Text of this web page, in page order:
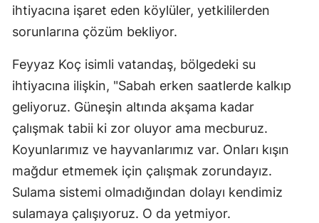
ihtiyacına işaret eden köylüler, yetkililerden
sorunlarına çözüm bekliyor.
Feyyaz Koç isimli vatandaş, bölgedeki su
ihtiyacına ilişkin, "Sabah erken saatlerde kalkıp
geliyoruz. Güneşin altında akşama kadar
çalışmak tabii ki zor oluyor ama mecburuz.
Koyunlarımız ve hayvanlarımız var. Onları kışın
mağdur etmemek için çalışmak zorundayız.
Sulama sistemi olmadığından dolayı kendimiz
sulamaya çalışıyoruz. O da yetmiyor.